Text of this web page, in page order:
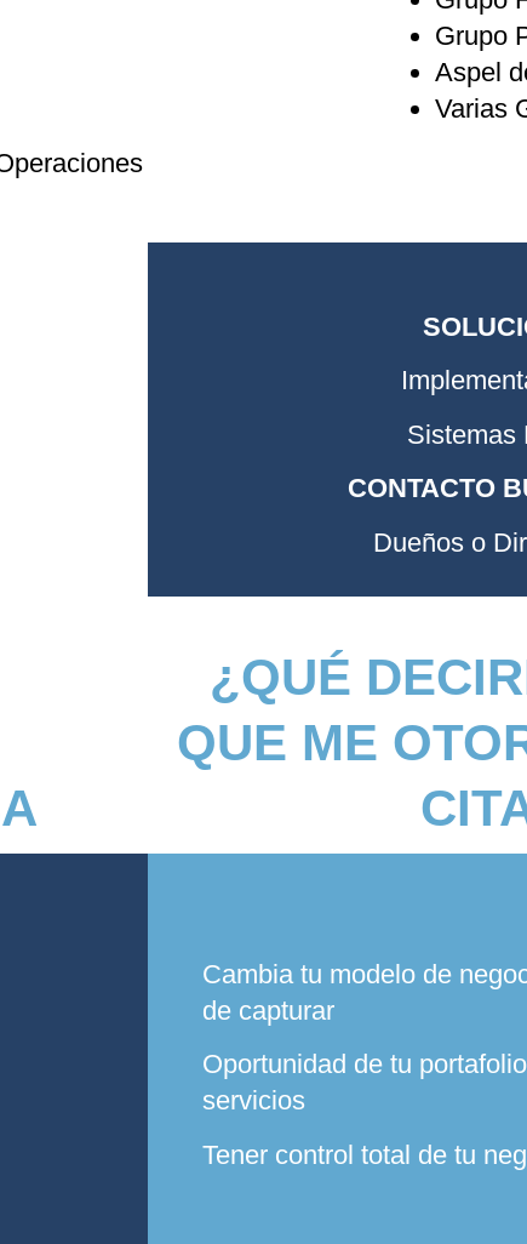
Grupo
Aspel
Varias
Sistemas
CONTACTO
Dueños o
¿QUÉ
QUE ME
Cambia tu modelo de
de capturar
Oportunidad de tu
servicios
Tener control total de tu